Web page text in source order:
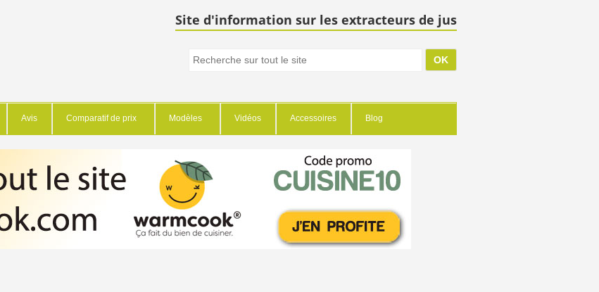
Site d'information sur les extracteurs de jus
Avis Comparatif de prix Modèles Vidéos Accessoires Blog